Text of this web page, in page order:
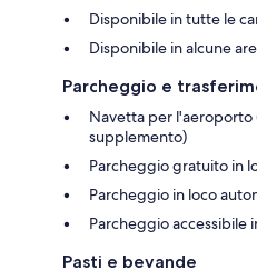
Disponibile in tutte le
Disponibile in alcune
Parcheggio e
Navetta per l'aeroporto
supplemento)
Parcheggio gratuito in
Parcheggio in loco
Parcheggio accessibile
Pasti e bevande